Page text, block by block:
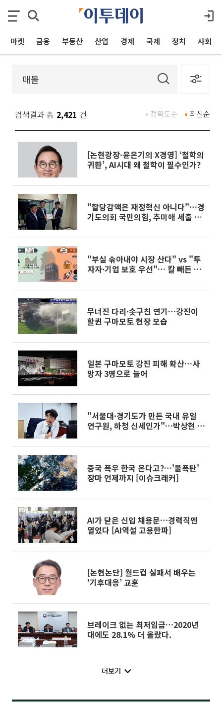
마켓 금융 부동산 산업 경제 국제 정치 사회
검색결과 총 2,421 건 최신순
정확도순
[논현광장-윤은기의 X경영] ‘철학의
귀환’, AI시대 왜 철학이 필수인가?
"할당감액은 재정혁신 아니다"…경
기도의회 국민의힘, 추미애 세출 구
"부실 솎아내야 시장 산다" vs "투
자자·기업 보호 우선"… 칼 빼든 코
의 덫-⑥]
무너진 다리·솟구친 연기…강진이
할퀸 구마모토 현장 모습
일본 구마모토 강진 피해 확산…사
망자 3명으로 늘어
"서울대·경기도가 만든 국내 유일
연구원, 하청 신세인가"…박상현 도
중국 폭우 한국 온다고?…'물폭탄'
장마 언제까지 [이슈크래커]
AI가 닫은 신입 채용문…경력직엔
열었다 [AI역설 고용한파]
[논현논단] 월드컵 실패서 배우는
‘기후대응’ 교훈
브레이크 없는 최저임금…2020년
대에도 28.1% 더 올랐다.
더보기